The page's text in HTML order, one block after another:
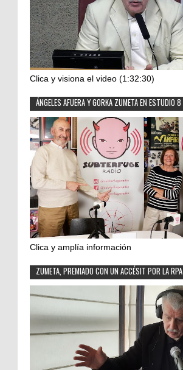
Clica y visiona el video (1:32:30)
ÁNGELES AFUERA Y GORKA ZUMETA EN ESTUDIO 8
Clica y amplía información
ZUMETA, PREMIADO CON UN ACCÉSIT POR LA RPA